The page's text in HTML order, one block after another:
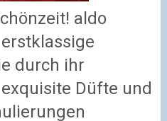
aldo
durch ihr
Düfte und